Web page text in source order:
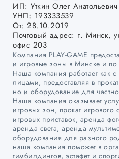
ИП: Уткин Олег Анатольевич
УНП: 193333539
От: 28.10.2019
Почтовый адрес: г. Минск,
офис 203
Компания PLAY-GAME
и игровые зоны в Минске и по
Наша компания работает как
лицами, предоставляя в
но и оборудование для
Наша компания оказывает
игровых зон, прокат игрового
игровых приставок, аренда
аренда света, аренда
оборудования для разного
наша компания поможет в
тимбилдингов, эстафет и